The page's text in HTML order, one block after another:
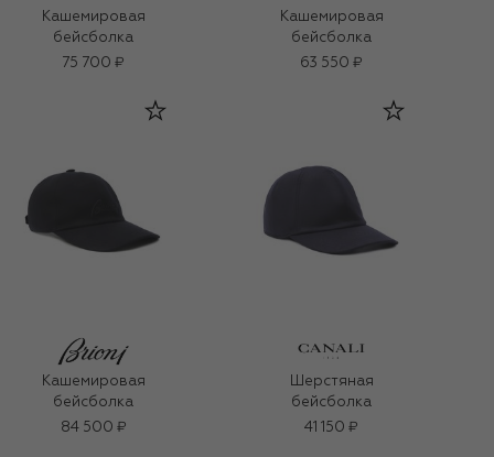
Кашемировая
бейсболка
75 700 ₽
Кашемировая
бейсболка
63 550 ₽
Кашемировая
бейсболка
84 500 ₽
Шерстяная
бейсболка
41 150 ₽